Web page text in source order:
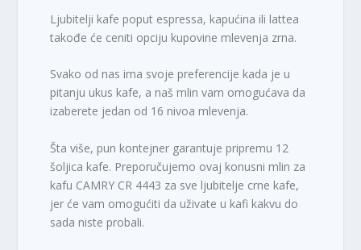
Ljubitelji kafe poput espressa, kapućina ili lattea
takođe će ceniti opciju kupovine mlevenja zrna.
Svako od nas ima svoje preferencije kada je u
pitanju ukus kafe, a naš mlin vam omogućava da
izaberete jedan od 16 nivoa mlevenja.
Šta više, pun kontejner garantuje pripremu 12
šoljica kafe. Preporučujemo ovaj konusni mlin za
kafu CAMRY CR 4443 za sve ljubitelje crne kafe,
jer će vam omogućiti da uživate u kafi kakvu do
sada niste probali.